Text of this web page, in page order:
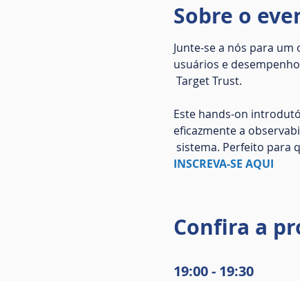
Sobre o
Junte-se a nós para
usuários e
Target Trust.
Este hands-on
eficazmente a
sistema. Perfeito para
INSCREVA-SE AQUI
Confira a
19:00 - 19:30